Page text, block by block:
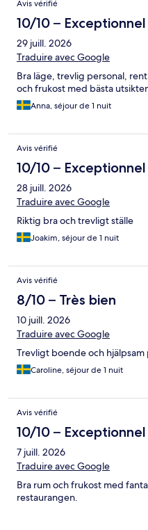
Avis vérifié
10/10 – Exceptionnel
29 juill. 2026
Traduire avec Google
Bra läge, trevlig personal,
och frukost med bästa
Anna, séjour de 1 nuit
Avis vérifié
10/10 – Exceptionnel
28 juill. 2026
Traduire avec Google
Riktig bra och trevligt ställe
Joakim, séjour de 1 nuit
Avis vérifié
8/10 – Très bien
10 juill. 2026
Traduire avec Google
Trevligt boende och hjälpsam
Caroline, séjour de 1 nuit
Avis vérifié
10/10 – Exceptionnel
7 juill. 2026
Traduire avec Google
Bra rum och frukost med
restaurangen.